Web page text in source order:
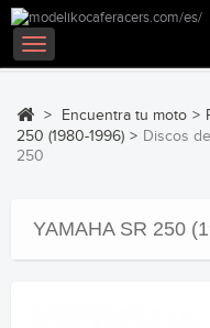
Navegación
Toggle
> Encuentra tu moto >
250 (1980-1996) > Discos
250
YAMAHA SR 250